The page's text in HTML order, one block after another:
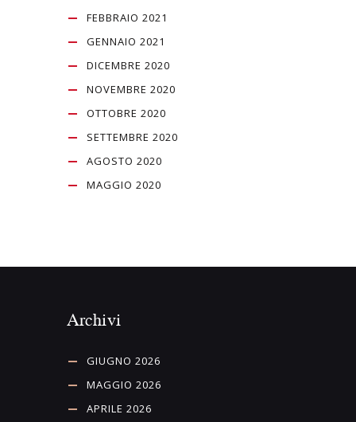
FEBBRAIO 2021
GENNAIO 2021
DICEMBRE 2020
NOVEMBRE 2020
OTTOBRE 2020
SETTEMBRE 2020
AGOSTO 2020
MAGGIO 2020
Archivi
GIUGNO 2026
MAGGIO 2026
APRILE 2026